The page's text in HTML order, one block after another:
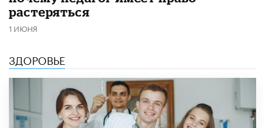
растеряться
1 ИЮНЯ
ЗДОРОВЬЕ